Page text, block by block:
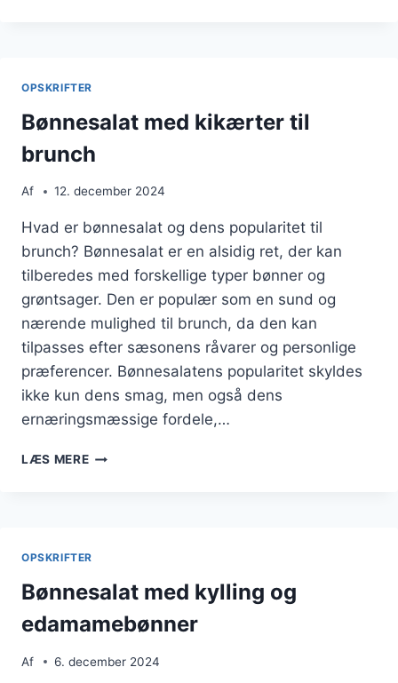
OPSKRIFTER
Bønnesalat med kikærter til
brunch
Af 12. december 2024
Hvad er bønnesalat og dens popularitet til
brunch? Bønnesalat er en alsidig ret, der kan
tilberedes med forskellige typer bønner og
grøntsager. Den er populær som en sund og
nærende mulighed til brunch, da den kan
tilpasses efter sæsonens råvarer og personlige
præferencer. Bønnesalatens popularitet skyldes
ikke kun dens smag, men også dens
ernæringsmæssige fordele,…
LÆS MEREBØNNESALAT
OPSKRIFTER
Bønnesalat med kylling og
edamamebønner
Af 6. december 2024